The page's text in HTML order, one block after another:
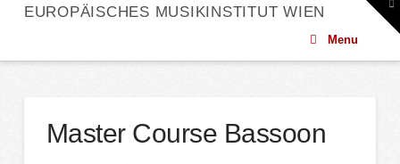
EUROPÄISCHES MUSIKINSTITUT WIEN
Menu
Master Course Bassoon